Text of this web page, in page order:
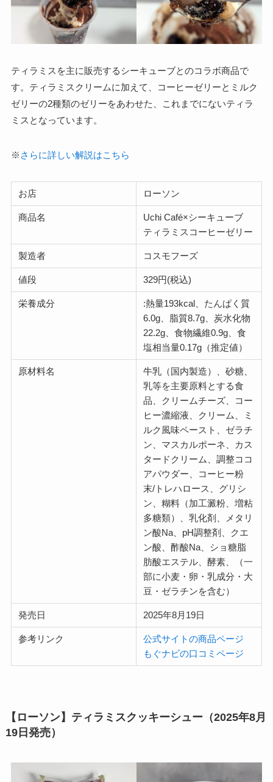
ティラミスを主に販売するシーキューブとのコラボ商品で
す。ティラミスクリームに加えて、コーヒーゼリーとミルク
ゼリーの2種類のゼリーをあわせた、これまでにないティラ
ミスとなっています。
※ さらに詳しい解説はこちら
お店 ローソン
商品名
Uchi Café×シーキューブ
ティラミスコーヒーゼリー
製造者 コスモフーズ
値段 329円(税込)
栄養成分
:熱量193kcal、たんぱく質
6.0g、脂質8.7g、炭水化物
22.2g、食物繊維0.9g、食
塩相当量0.17g（推定値）
原材料名
牛乳（国内製造）、砂糖、
乳等を主要原料とする食
品、クリームチーズ、コー
ヒー濃縮液、クリーム、ミ
ルク風味ペースト、ゼラチ
ン、マスカルポーネ、カス
タードクリーム、調整ココ
アパウダー、コーヒー粉
末/トレハロース、グリシ
ン、糊料（加工澱粉、増粘
多糖類）、乳化剤、メタリ
ン酸Na、pH調整剤、クエ
ン酸、酢酸Na、ショ糖脂
肪酸エステル、酵素、（一
部に小麦・卵・乳成分・大
豆・ゼラチンを含む）
発売日 2025年8月19日
参考リンク
公式サイトの商品ページ
もぐナビの口コミページ
【ローソン】ティラミスクッキーシュー（2025年8月
19日発売）